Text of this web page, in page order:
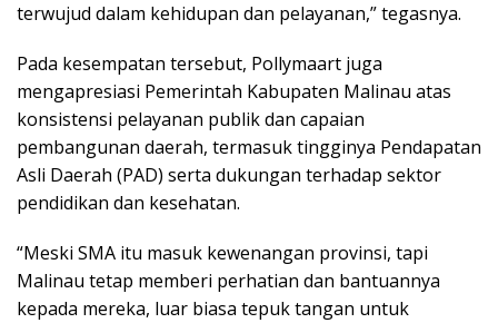
terwujud dalam kehidupan dan pelayanan,” tegasnya.
Pada kesempatan tersebut, Pollymaart juga
mengapresiasi Pemerintah Kabupaten Malinau atas
konsistensi pelayanan publik dan capaian
pembangunan daerah, termasuk tingginya Pendapatan
Asli Daerah (PAD) serta dukungan terhadap sektor
pendidikan dan kesehatan.
“Meski SMA itu masuk kewenangan provinsi, tapi
Malinau tetap memberi perhatian dan bantuannya
kepada mereka, luar biasa tepuk tangan untuk